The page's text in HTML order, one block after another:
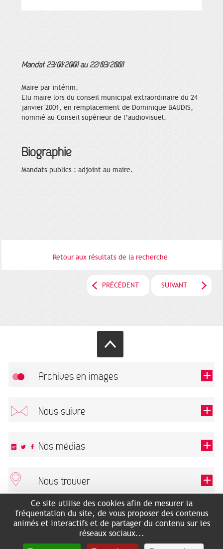
Mandat 23/01/2001 au 22/03/2001
Maire par intérim.
Elu maire lors du conseil municipal extraordinaire du 24
janvier 2001, en remplacement de Dominique BAUDIS,
nommé au Conseil supérieur de l’audiovisuel.
Biographie
Mandats publics : adjoint au maire.
Retour aux résultats de la recherche
PRÉCÉDENT SUIVANT
Archives en images
Nous suivre
Ce champ est exigé.
Nos médias
Nous trouver
ARCHIVES MUNICIPALES
2 rue des Archives
Accès mobilité réduite :
RECHERCHES GÉNÉALOGIQUES
NOUS CONNAÎTRE
SERVICE ÉDUCATIF
LES ARCHIVES EN LIGNE
Ce site utilise des cookies afin de mesurer la
fréquentation du site, de vous proposer des contenus
animés et interactifs et de partager du contenu sur les
réseaux sociaux...